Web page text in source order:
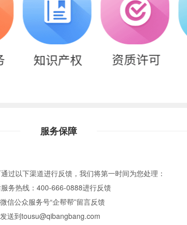
服务保障
过以下渠道进行反馈，我们将第一时间为您处理：
务热线：400-666-0888进行反馈
信公众服务号“企帮帮”留言反馈
送到tousu@qibangbang.com